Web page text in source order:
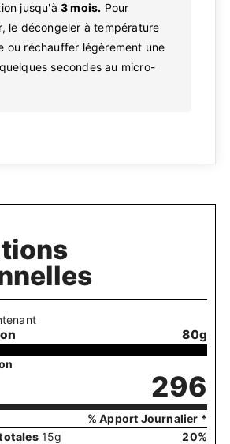
jusqu'à 3 mois. Pour
le décongeler à température
ou réchauffer légèrement une
secondes au micro-
80g
296
% Apport Journalier *
15g 20%